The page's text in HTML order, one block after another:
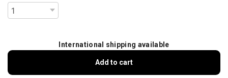
International shipping available
Add to cart